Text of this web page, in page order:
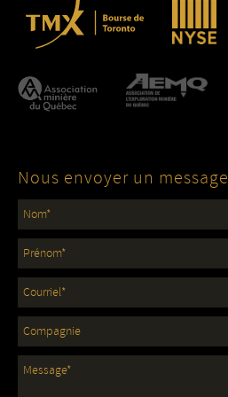
Nous envoyer un message